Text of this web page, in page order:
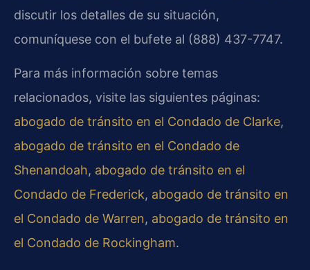
discutir los detalles de su situación,
comuníquese con el bufete al (888) 437-7747.
Para más información sobre temas
relacionados, visite las siguientes páginas:
abogado de tránsito en el Condado de Clarke,
abogado de tránsito en el Condado de
Shenandoah, abogado de tránsito en el
Condado de Frederick, abogado de tránsito en
el Condado de Warren, abogado de tránsito en
el Condado de Rockingham.